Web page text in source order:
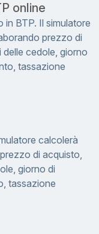
online
BTP. Il simulatore
prezzo di
cedole, giorno
tassazione
calcolerà
di acquisto,
giorno di
tassazione